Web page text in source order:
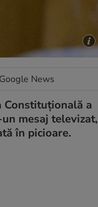
News
Constituțională a
mesaj televizat,
în picioare.